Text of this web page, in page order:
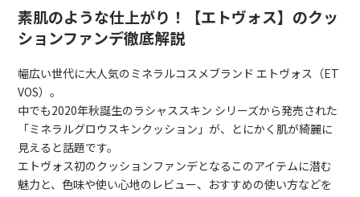
素肌のような仕上がり！【エトヴォス】のクッ
ションファンデ徹底解説
幅広い世代に大人気のミネラルコスメブランド エトヴォス（ET
VOS）。
中でも2020年秋誕生のラシャススキン シリーズから発売された
「ミネラルグロウスキンクッション」が、とにかく肌が綺麗に
見えると話題です。
エトヴォス初のクッションファンデとなるこのアイテムに潜む
魅力と、色味や使い心地のレビュー、おすすめの使い方などを